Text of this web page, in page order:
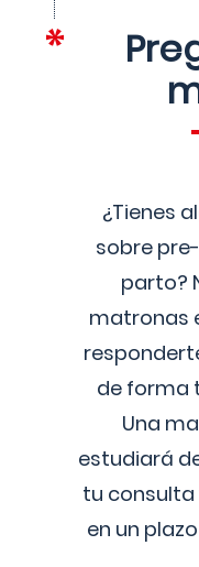
¿Tienes
sobre
parto?
matronas
de forma
Una
estudiará
tu consulta
en un